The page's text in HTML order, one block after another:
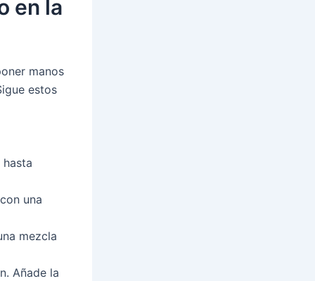
en la
manos
estos
una
mezcla
Añade la